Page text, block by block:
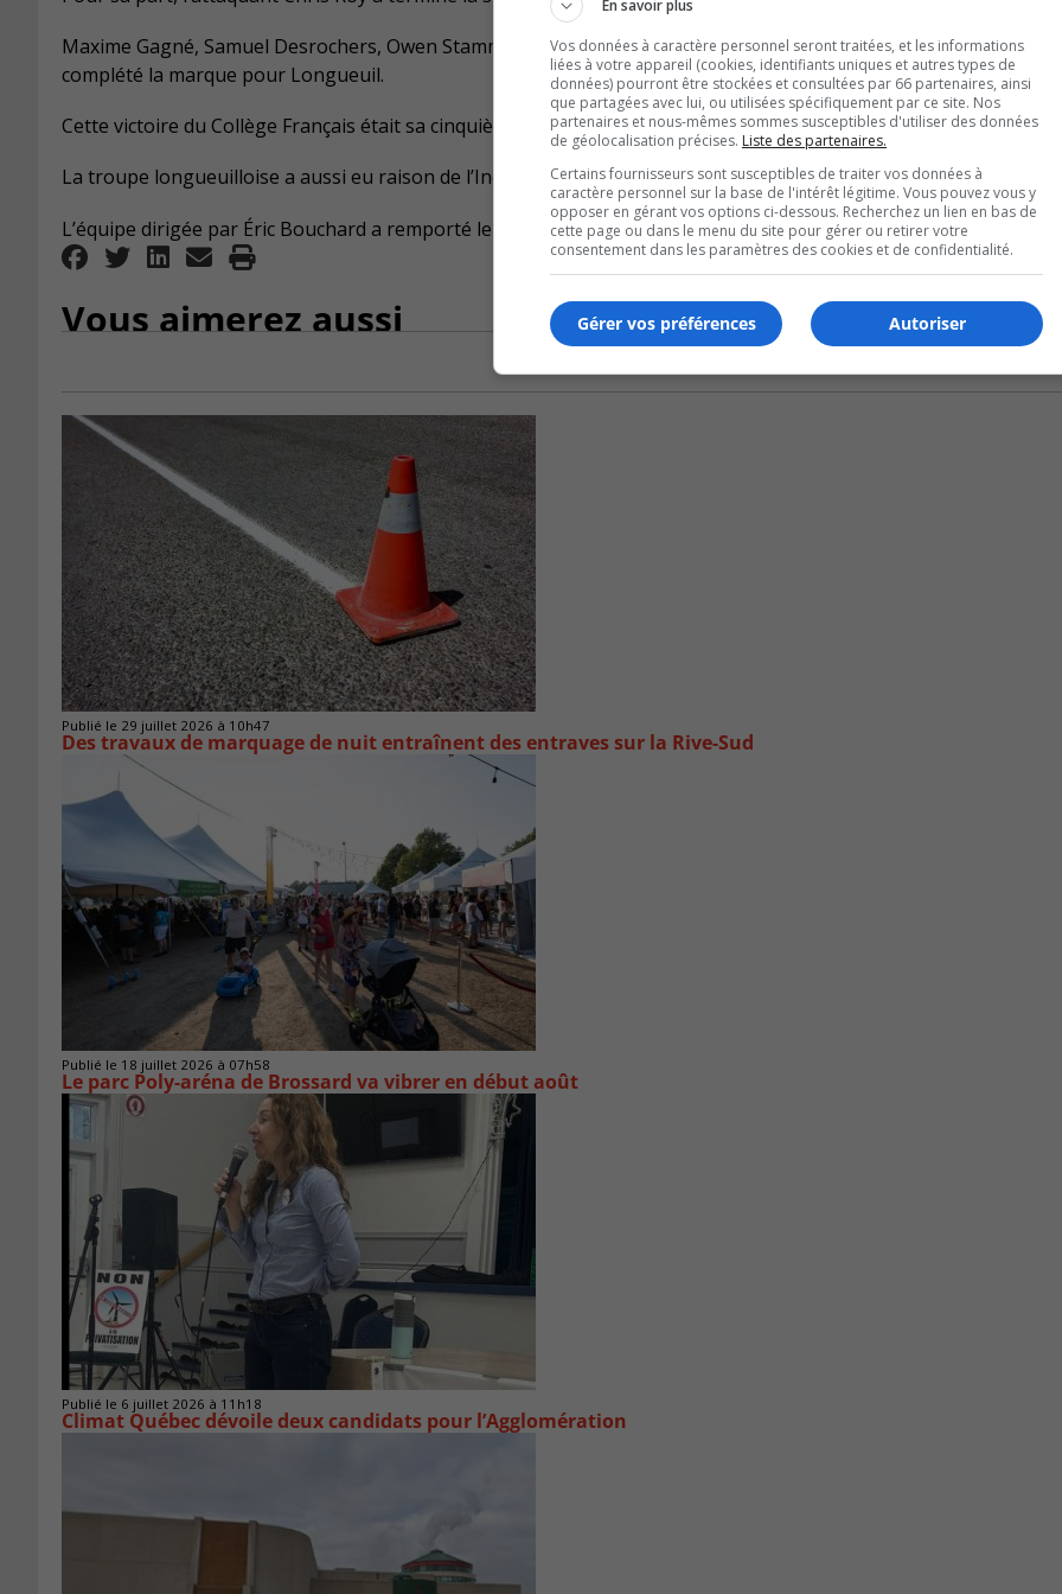
Maxime Gagné, Samuel Desrochers, Owen Stammer, Jean-Thomas Turp-Tremblay et Thomas Bourbonnais ont
complété la marque pour Longueuil.
Cette victoire du Collège Français était sa cinquième de suite.
La troupe longueuilloise a aussi eu raison de l’Inouk de Granby vendredi.
L’équipe dirigée par Éric Bouchard a remporté le match par la marque de 4 à 3.
Vous aimerez aussi
Publié le 29 juillet 2026 à 10h47
Des travaux de marquage de nuit entraînent des entraves sur la Rive-Sud
Publié le 18 juillet 2026 à 07h58
Le parc Poly-aréna de Brossard va vibrer en début août
Publié le 6 juillet 2026 à 11h18
Climat Québec dévoile deux candidats pour l’Agglomération
En savoir plus
Vos données à caractère personnel seront traitées, et les informations
liées à votre appareil (cookies, identifiants uniques et autres types de
données) pourront être stockées et consultées par 66 partenaires, ainsi
que partagées avec lui, ou utilisées spécifiquement par ce site. Nos
partenaires et nous-mêmes sommes susceptibles d'utiliser des données
de géolocalisation précises. Liste des partenaires.
Certains fournisseurs sont susceptibles de traiter vos données à
caractère personnel sur la base de l'intérêt légitime. Vous pouvez vous y
opposer en gérant vos options ci-dessous. Recherchez un lien en bas de
cette page ou dans le menu du site pour gérer ou retirer votre
consentement dans les paramètres des cookies et de confidentialité.
Autoriser
Gérer vos préférences